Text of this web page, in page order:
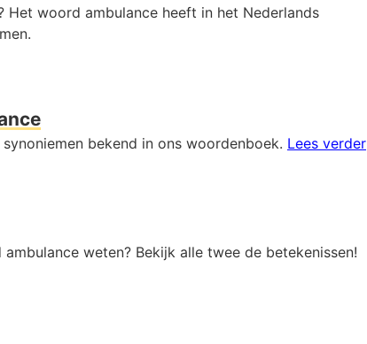
Het woord ambulance heeft in het Nederlands
bekend in ons woordenboek. Lees verder
weten? Bekijk alle twee de betekenissen!